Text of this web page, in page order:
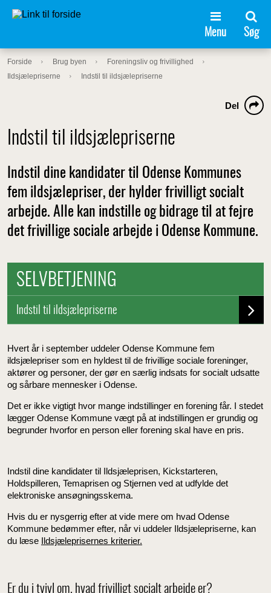
Menu Søg
Forside Brug byen
Foreningsliv og frivillighed
Ildsjælepriserne
Indstil til ildsjælepriserne
Indstil til ildsjælepriserne
Del
Indstil dine kandidater til Odense Kommunes
fem ildsjælepriser, der hylder frivilligt socialt
arbejde. Alle kan indstille og bidrage til at fejre
det frivillige sociale arbejde i Odense Kommune.
SELVBETJENING
Indstil til ildsjælepriserne
Hvert år i september uddeler Odense Kommune fem
ildsjælepriser som en hyldest til de frivillige sociale foreninger,
aktører og personer, der gør en særlig indsats for socialt udsatte
og sårbare mennesker i Odense.
Det er ikke vigtigt hvor mange indstillinger en forening får. I stedet
lægger Odense Kommune vægt på at indstillingen er grundig og
begrunder hvorfor en person eller forening skal have en pris.
Indstil dine kandidater til Ildsjæleprisen, Kickstarteren,
Holdspilleren, Temaprisen og Stjernen ved at udfylde det
elektroniske ansøgningsskema.
Hvis du er nysgerrig efter at vide mere om hvad Odense
Kommune bedømmer efter, når vi uddeler Ildsjælepriserne, kan
du læse Ildsjæleprisernes kriterier.
Er du i tvivl om, hvad frivilligt socialt arbejde er?